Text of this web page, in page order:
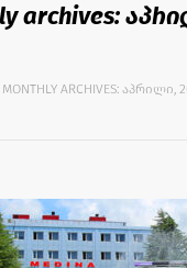
archives:
MONTHLY ARCHIVES: ᲐᲞᲠᲘᲚᲘ,